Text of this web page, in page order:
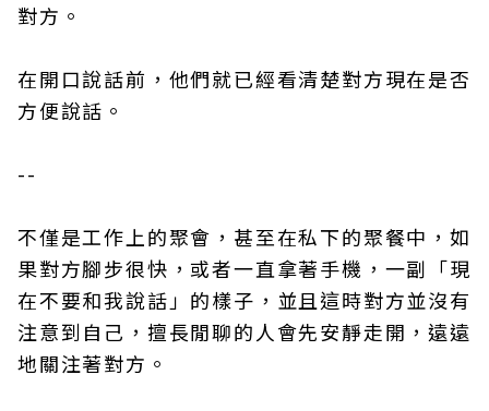
對方。
在開口說話前，他們就已經看清楚對方現在是否
方便說話。
--
不僅是工作上的聚會，甚至在私下的聚餐中，如
果對方腳步很快，或者一直拿著手機，一副「現
在不要和我說話」的樣子，並且這時對方並沒有
注意到自己，擅長閒聊的人會先安靜走開，遠遠
地關注著對方。